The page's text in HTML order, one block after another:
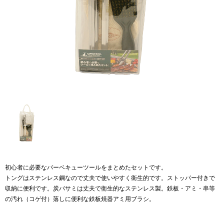
初心者に必要なバーベキューツールをまとめたセットです。
トングはステンレス鋼なので丈夫で使いやすく衛生的です。ストッパー付きで
収納に便利です。炭バサミは丈夫で衛生的なステンレス製。鉄板・アミ・串等
の汚れ（コゲ付）落しに便利な鉄板焼器アミ用ブラシ。